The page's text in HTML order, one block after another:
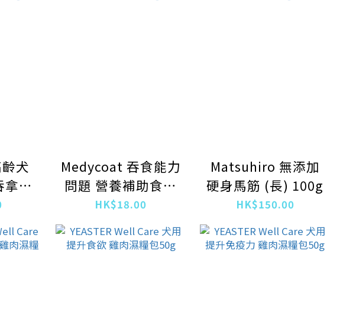
犬
拿魚
Medycoat 吞食能力
問題 營養補助食品
60g
HK$18.00
Matsuhiro 無添加
硬身馬筋 (長) 100g
HK$150.00